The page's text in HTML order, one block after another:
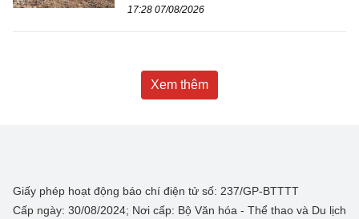
17:28 07/08/2026
Xem thêm
Giấy phép hoạt động báo chí điện tử số: 237/GP-BTTTT
Cấp ngày: 30/08/2024; Nơi cấp: Bộ Văn hóa - Thể thao và Du lịch